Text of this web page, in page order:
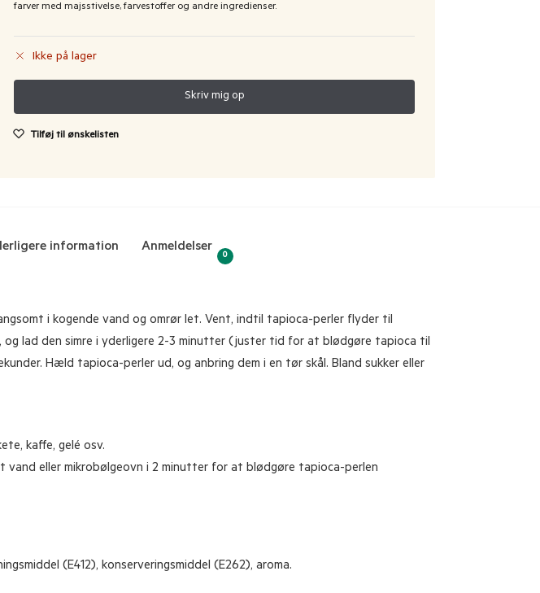
farver med ​​majsstivelse, farvestoffer og andre ingredienser.
Ikke på lager
Tilføj til ønskelisten
information Anmeldelser
0
i kogende vand og omrør let. Vent, indtil tapioca-perler flyder til
og lad den simre i yderligere 2-3 minutter (juster tid for at blødgøre tapioca til
Hæld tapioca-perler ud, og anbring dem i en tør skål. Bland sukker eller
kaffe, gelé osv.
eller mikrobølgeovn i 2 minutter for at blødgøre tapioca-perlen
(E412), konserveringsmiddel (E262), aroma.